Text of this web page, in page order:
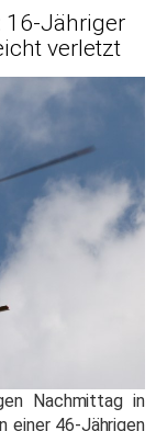
16-Jähriger
verletzt
Nachmittag in
einer 46-Jährigen